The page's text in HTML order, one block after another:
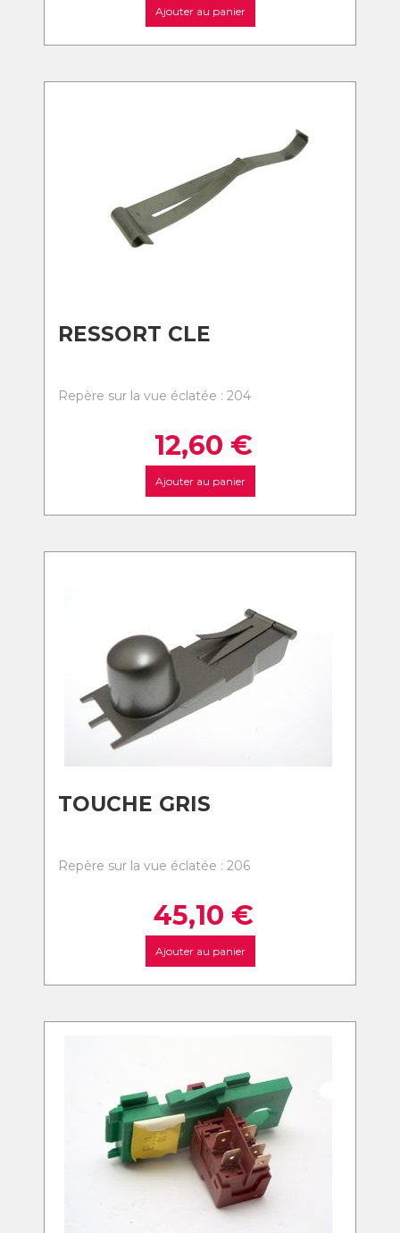
Ajouter au panier
RESSORT CLE
Repère sur la vue éclatée : 204
12,60 €
Ajouter au panier
TOUCHE GRIS
Repère sur la vue éclatée : 206
45,10 €
Ajouter au panier